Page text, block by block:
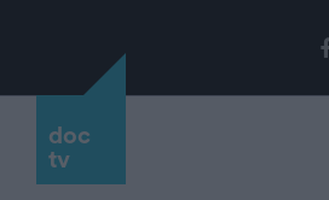
doc
tv